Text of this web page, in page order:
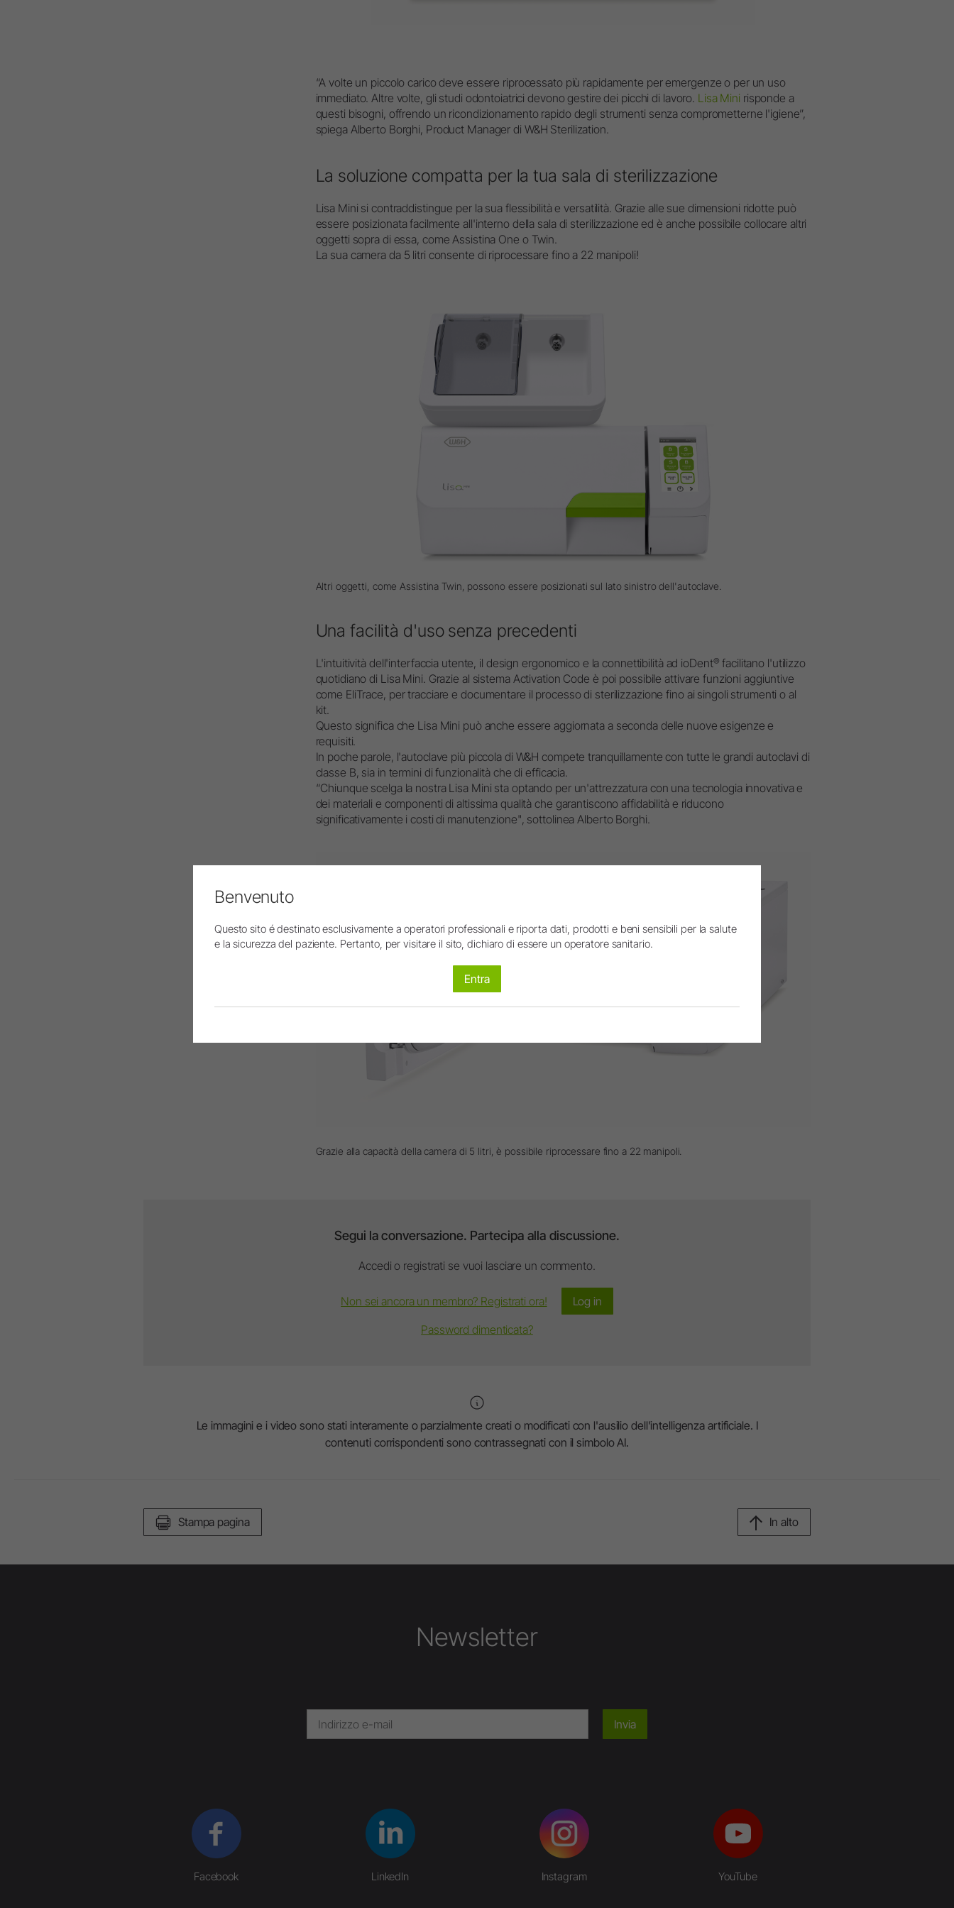
“A volte un piccolo carico deve essere riprocessato più rapidamente per emergenze o per un uso
immediato. Altre volte, gli studi odontoiatrici devono gestire dei picchi di lavoro. Lisa Mini risponde a
questi bisogni, offrendo un ricondizionamento rapido degli strumenti senza comprometterne l'igiene”,
spiega Alberto Borghi, Product Manager di W&H Sterilization.
La soluzione compatta per la tua sala di sterilizzazione
Lisa Mini si contraddistingue per la sua flessibilità e versatilità. Grazie alle sue dimensioni ridotte può
essere posizionata facilmente all'interno della sala di sterilizzazione ed è anche possibile collocare altri
oggetti sopra di essa, come Assistina One o Twin.
La sua camera da 5 litri consente di riprocessare fino a 22 manipoli!
Altri oggetti, come Assistina Twin , possono essere posizionati sul lato sinistro dell'autoclave.
Una facilità d'uso senza precedenti
L'intuitività dell'interfaccia utente, il design ergonomico e la connettibilità ad ioDent® facilitano l'utilizzo
quotidiano di Lisa Mini. Grazie al sistema Activation Code è poi possibile attivare funzioni aggiuntive
come EliTrace, per tracciare e documentare il processo di sterilizzazione fino ai singoli strumenti o al
kit.
Questo significa che Lisa Mini può anche essere aggiornata a seconda delle nuove esigenze e
requisiti.
In poche parole, l'autoclave più piccola di W&H compete tranquillamente con tutte le grandi autoclavi di
classe B, sia in termini di funzionalità che di efficacia.
“Chiunque scelga la nostra Lisa Mini sta optando per un'attrezzatura con una tecnologia innovativa e
dei materiali e componenti di altissima qualità che garantiscono affidabilità e riducono
significativamente i costi di manutenzione", sottolinea Alberto Borghi.
Grazie alla capacità della camera di 5 litri, è possibile riprocessare fino a 22 manipoli.
Segui la conversazione. Partecipa alla discussione.
Accedi o registrati se vuoi lasciare un commento.
Log in
Non sei ancora un membro? Registrati ora!
Password dimenticata?
Le immagini e i video sono stati interamente o parzialmente creati o modificati con l'ausilio dell'intelligenza artificiale. I
contenuti corrispondenti sono contrassegnati con il simbolo AI.
Stampa pagina In alto
Newsletter
Invia
Facebook LinkedIn Instagram YouTube
Benvenuto
Questo sito é destinato esclusivamente a operatori professionali e riporta dati, prodotti e beni sensibili per la salute
e la sicurezza del paziente. Pertanto, per visitare il sito, dichiaro di essere un operatore sanitario.
Entra